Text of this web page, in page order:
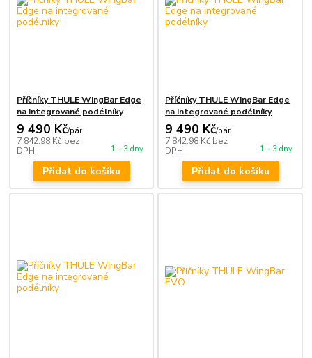
Příčníky THULE WingBar Edge
na integrované podélníky
9 490 Kč/pár
7 842,98 Kč bez
DPH
1 - 3 dny
Přidat do košíku
Příčníky THULE WingBar Edge
na integrované podélníky
9 490 Kč/pár
7 842,98 Kč bez
DPH
1 - 3 dny
Přidat do košíku